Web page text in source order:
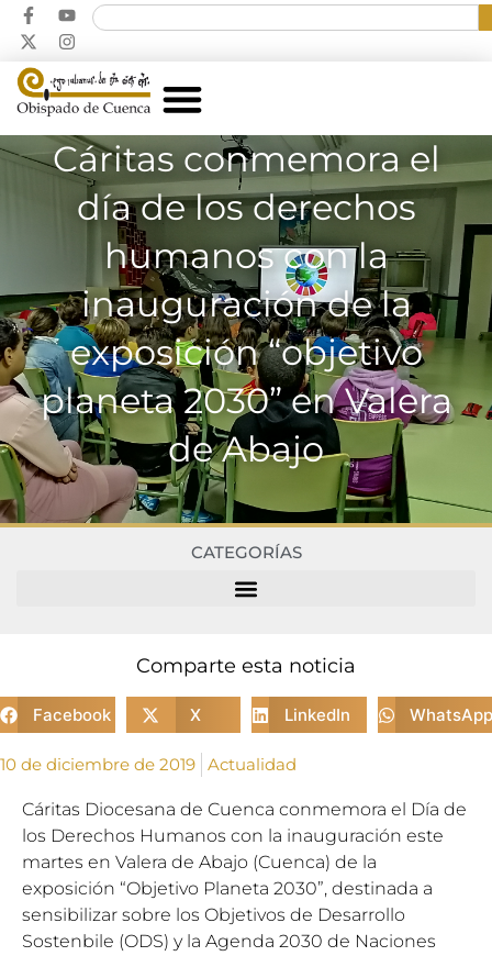
Cáritas conmemora el
día de los derechos
humanos con la
inauguración de la
exposición “objetivo
planeta 2030” en Valera
de Abajo
CATEGORÍAS
Comparte esta noticia
Facebook X LinkedIn WhatsApp
10 de diciembre de 2019 Actualidad
Cáritas Diocesana de Cuenca conmemora el Día de
los Derechos Humanos con la inauguración este
martes en Valera de Abajo (Cuenca) de la
exposición “Objetivo Planeta 2030”, destinada a
sensibilizar sobre los Objetivos de Desarrollo
Sostenbile (ODS) y la Agenda 2030 de Naciones